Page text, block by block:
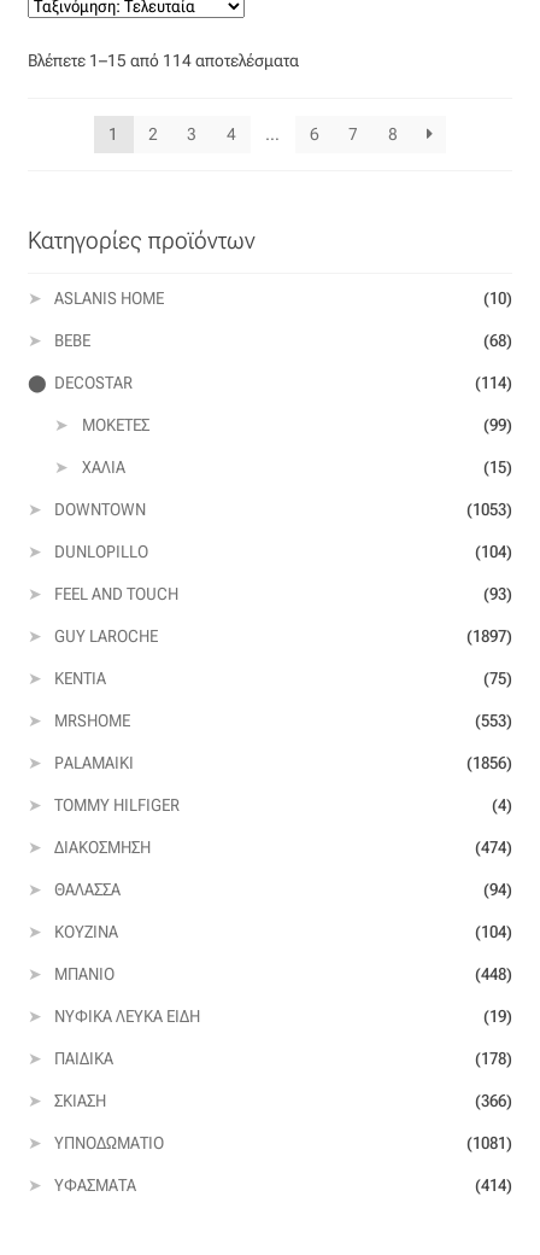
Βλέπετε 1–15 από 114 αποτελέσματαSorted
1
2 3 4 … 6 7 8
Κατηγορίες προϊόντων
ASLANIS HOME (10)
BEBE (68)
DECOSTAR (114)
ΜΟΚΈΤΕΣ (99)
ΧΑΛΙΆ (15)
DOWNTOWN (1053)
DUNLOPILLO (104)
FEEL AND TOUCH (93)
GUY LAROCHE (1897)
KENTIA (75)
MRSHOME (553)
PALAMAIKI (1856)
TOMMY HILFIGER (4)
ΔΙΑΚΌΣΜΗΣΗ (474)
ΘΆΛΑΣΣΑ (94)
ΚΟΥΖΊΝΑ (104)
ΜΠΆΝΙΟ (448)
ΝΥΦΙΚΆ ΛΕΥΚΆ ΕΊΔΗ (19)
ΠΑΙΔΙΚΆ (178)
ΣΚΊΑΣΗ (366)
ΥΠΝΟΔΩΜΆΤΙΟ (1081)
ΥΦΆΣΜΑΤΑ (414)